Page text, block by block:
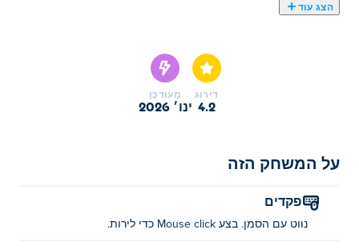
הצג עוד
להיות פיראט ולכבוש את האוקיינוס? עכשיו זו ההזדמנות שלך
לגרום לזה לקרות! התחל עם סירה קטנה חמושה בתותח,
הילחם נגד האויבים שלך, ותבע את האוצר שלהם. שדרג את
שלך. מי מוכן להפוך לשליט האולטימטיבי של הים?
איך לשחק Shipo.io?
נווט בספינה שלך עם הסמן ולחץ כדי לירות.
דירוג
4.2
מְעוּדכָּן
ינו׳ 2026
על המשחק הזה
פקדים
נווט עם הסמן. בצע Mouse click כדי לירות.